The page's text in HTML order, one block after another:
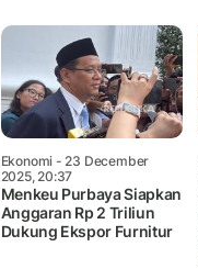
Ekonomi - 23 December
2025, 20:37
Menkeu Purbaya Siapkan
Anggaran Rp 2 Triliun
Dukung Ekspor Furnitur